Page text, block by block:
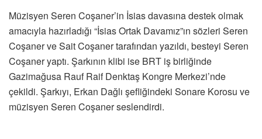
Müzisyen Seren Coşaner’in İsias davasına destek olmak
amacıyla hazırladığı “İsias Ortak Davamız”ın sözleri Seren
Coşaner ve Sait Coşaner tarafından yazıldı, besteyi Seren
Coşaner yaptı. Şarkının klibi ise BRT iş birliğinde
Gazimağusa Rauf Raif Denktaş Kongre Merkezi’nde
çekildi. Şarkıyı, Erkan Dağlı şefliğindeki Sonare Korosu ve
müzisyen Seren Coşaner seslendirdi.